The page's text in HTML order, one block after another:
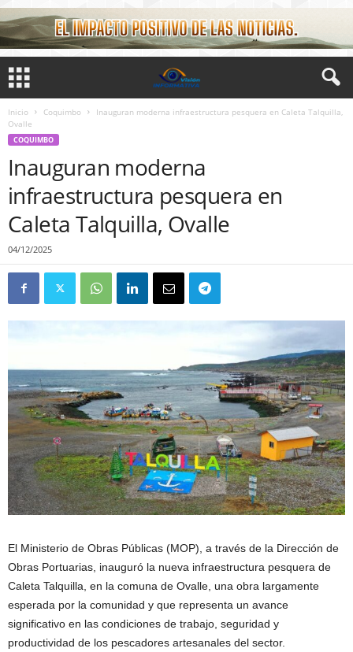
Inicio Coquimbo
Inauguran moderna infraestructura pesquera en Caleta Talquilla,
Ovalle
COQUIMBO
Inauguran moderna
infraestructura pesquera en
Caleta Talquilla, Ovalle
04/12/2025
El Ministerio de Obras Públicas (MOP), a través de la Dirección de
Obras Portuarias, inauguró la nueva infraestructura pesquera de
Caleta Talquilla, en la comuna de Ovalle, una obra largamente
esperada por la comunidad y que representa un avance
significativo en las condiciones de trabajo, seguridad y
productividad de los pescadores artesanales del sector.